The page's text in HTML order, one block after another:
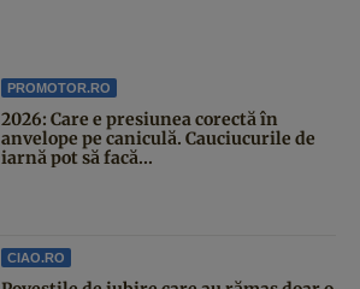
PROMOTOR.RO
2026: Care e presiunea corectă în
anvelope pe caniculă. Cauciucurile de
iarnă pot să facă...
CIAO.RO